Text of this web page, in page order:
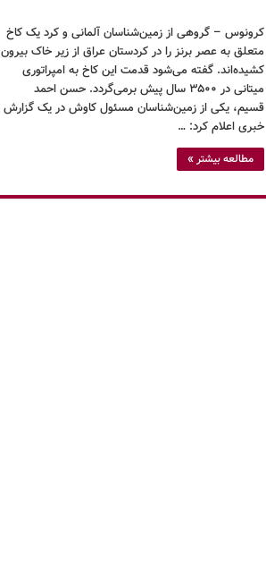
کرونوس – گروهی از زمین‌شناسان آلمانی و کرد یک کاخ
متعلق به عصر برنز را در کردستان عراق از زیر خاک بیرون
کشیده‌اند. گفته می‌شود قدمت این کاخ به امپراتوری
میتانی در ۳۵۰۰ سال پیش برمی‌گردد. حسن احمد
قسیم، یکی از زمین‌شناسان مسئول کاوش در یک گزارش
خبری اعلام کرد: …
مطالعه بیشتر »